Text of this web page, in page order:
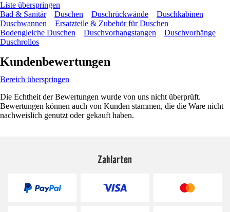
Liste überspringen
Bad & Sanitär
Duschen Duschrückwände
Duschkabinen
Duschwannen
Ersatzteile & Zubehör für Duschen
Bodengleiche Duschen
Duschvorhangstangen
Duschvorhänge
Duschrollos
Kundenbewertungen
Bereich überspringen
Die Echtheit der Bewertungen wurde von uns nicht überprüft.
Bewertungen können auch von Kunden stammen, die die Ware nicht
nachweislich genutzt oder gekauft haben.
Zahlarten